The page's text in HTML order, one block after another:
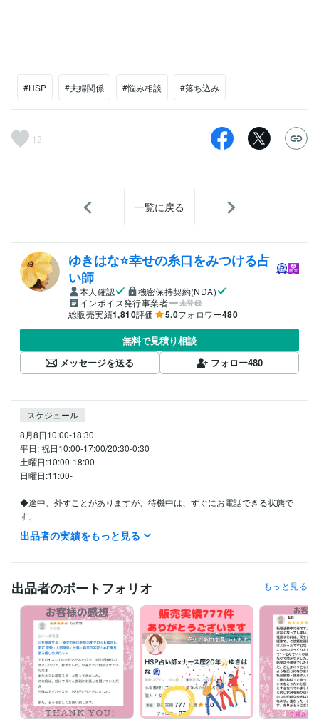
#HSP #夫婦関係 #悩み相談 #落ち込み
12
一覧に戻る
ゆきはな⭐幸せの糸口をみつける占
い師
本人確認
機密保持契約(NDA)
インボイス発行事業者
未登録
総販売実績1,810評価 5.0フォロワー480
無料で見積り相談
メッセージを送る
フォロー480
スケジュール
8月8日10:00-18:30
平日: 祝日10:00-17:00/20:30-0:30
土曜日:10:00-18:00
日曜日:11:00-
◆途中、外すことがありますが、待機中は、すぐにお電話できる状態で
す。
◆ご質問やご不明点などありましたら、メッセージで遠慮なく聞いてく
ださいね(^^)
https://coconala.com/services/3728439
https://coconala.com/services/3674524
お急ぎの場合は調整させていただきますのでDMにてご連絡ください。
◆基本スケジュール
経験職種
医療・介護 / 看護師 経験年数 : 20年
ライフスタイル・その他 / 占い師 経験年数 : 5年
出品者の実績をもっと見る
出品者のポートフォリオ もっと見る